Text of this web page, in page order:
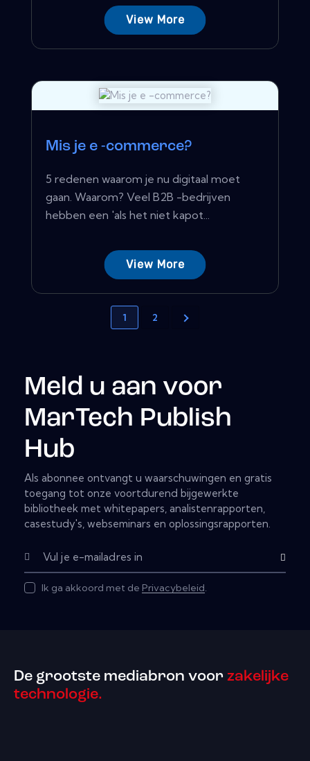
View More
Mis je e -commerce?
5 redenen waarom je nu digitaal moet
gaan. Waarom? Veel B2B -bedrijven
hebben een 'als het niet kapot...
View More
1 2
Meld u aan voor
MarTech Publish
Hub
Als abonnee ontvangt u waarschuwingen en gratis
toegang tot onze voortdurend bijgewerkte
bibliotheek met whitepapers, analistenrapporten,
casestudy's, webseminars en oplossingsrapporten.
Subscribe
Ik ga akkoord met de Privacybeleid.
De grootste mediabron voor zakelijke
technologie.